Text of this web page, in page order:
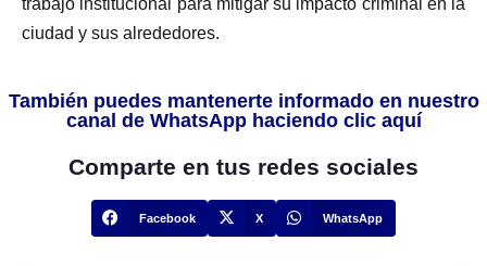
ciudad y sus alrededores.
También puedes mantenerte informado en nuestro
canal de WhatsApp haciendo clic aquí
Comparte en tus redes sociales
Facebook X WhatsApp